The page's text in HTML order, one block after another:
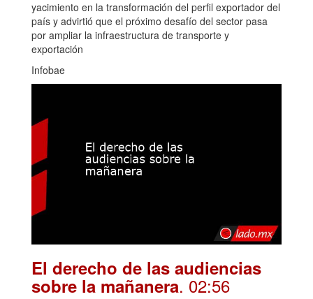
yacimiento en la transformación del perfil exportador del
país y advirtió que el próximo desafío del sector pasa
por ampliar la infraestructura de transporte y
exportación
Infobae
El derecho de las audiencias
sobre la mañanera. 02:56